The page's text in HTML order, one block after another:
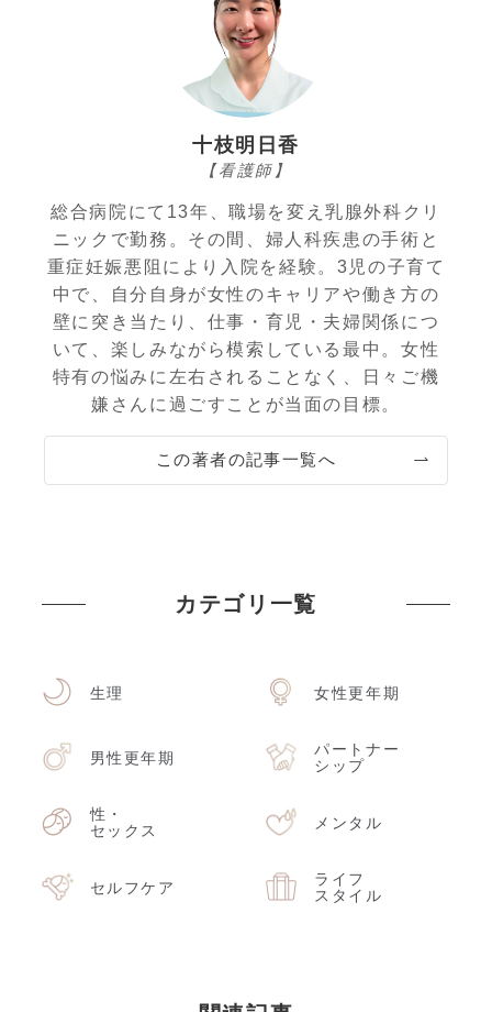
十枝明日香
【看護師】
総合病院にて13年、職場を変え乳腺外科クリ
ニックで勤務。その間、婦人科疾患の手術と
重症妊娠悪阻により入院を経験。3児の子育て
中で、自分自身が女性のキャリアや働き方の
壁に突き当たり、仕事・育児・夫婦関係につ
いて、楽しみながら模索している最中。女性
特有の悩みに左右されることなく、日々ご機
嫌さんに過ごすことが当面の目標。
この著者の記事一覧へ
カテゴリ一覧
生理 女性更年期
男性更年期
パートナー
シップ
性・
セックス
メンタル
セルフケア
ライフ
スタイル